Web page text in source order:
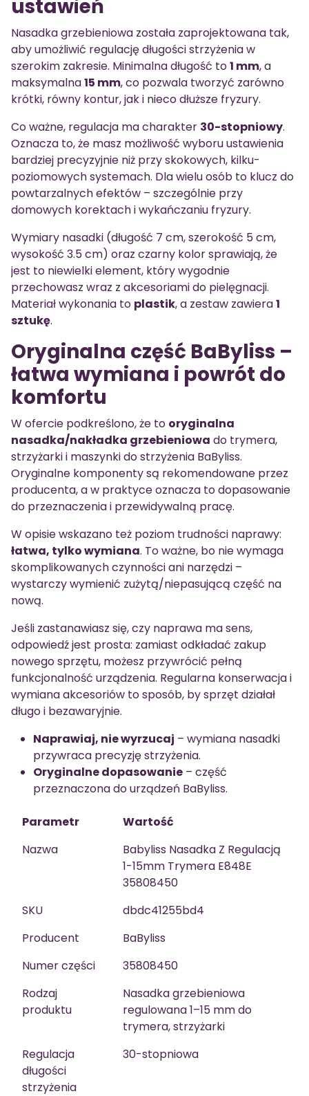
ustawień
Nasadka grzebieniowa została zaprojektowana tak,
aby umożliwić regulację długości strzyżenia w
szerokim zakresie. Minimalna długość to1 mm, a
maksymalna15 mm, co pozwala tworzyć zarówno
krótki, równy kontur, jak i nieco dłuższe fryzury.
Co ważne, regulacja ma charakter 30-stopniowy.
Oznacza to, że masz możliwość wyboru ustawienia
bardziej precyzyjnie niż przy skokowych, kilku-
poziomowych systemach. Dla wielu osób to klucz do
powtarzalnych efektów – szczególnie przy
domowych korektach i wykańczaniu fryzury.
Wymiary nasadki (długość 7 cm, szerokość 5 cm,
wysokość 3.5 cm) oraz czarny kolor sprawiają, że
jest to niewielki element, który wygodnie
przechowasz wraz z akcesoriami do pielęgnacji.
Materiał wykonania to plastik, a zestaw zawiera1
sztukę.
Oryginalna część BaByliss –
łatwa wymiana i powrót do
komfortu
W ofercie podkreślono, że to oryginalna
nasadka/nakładka grzebieniowa do trymera,
strzyżarki i maszynki do strzyżenia BaByliss.
Oryginalne komponenty są rekomendowane przez
producenta, a w praktyce oznacza to dopasowanie
do przeznaczenia i przewidywalną pracę.
W opisie wskazano też poziom trudności naprawy:
łatwa, tylko wymiana. To ważne, bo nie wymaga
skomplikowanych czynności ani narzędzi –
wystarczy wymienić zużytą/niepasującą część na
nową.
Jeśli zastanawiasz się, czy naprawa ma sens,
odpowiedź jest prosta: zamiast odkładać zakup
nowego sprzętu, możesz przywrócić pełną
funkcjonalność urządzenia. Regularna konserwacja i
wymiana akcesoriów to sposób, by sprzęt działał
długo i bezawaryjnie.
Naprawiaj, nie wyrzucaj – wymiana nasadki
przywraca precyzję strzyżenia.
Oryginalne dopasowanie – część
przeznaczona do urządzeń BaByliss.
Parametr
Wartość
Nazwa
Babyliss Nasadka Z Regulacją
1-15mm Trymera E848E
35808450
SKU
dbdc41255bd4
Producent
BaByliss
Numer części
35808450
Rodzaj
produktu
Nasadka grzebieniowa
regulowana 1–15 mm do
trymera, strzyżarki
Regulacja
długości
strzyżenia
30-stopniowa